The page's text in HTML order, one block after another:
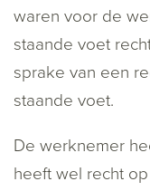
waren voor de
staande voet
sprake van een
staande voet.
De werknemer
heeft wel recht